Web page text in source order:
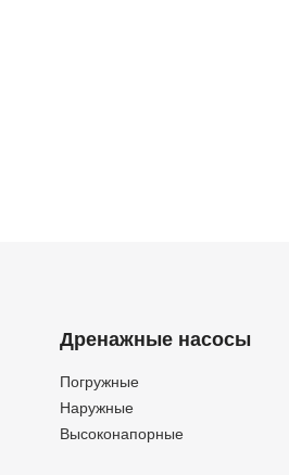
Дренажные насосы
Погружные
Наружные
Высоконапорные